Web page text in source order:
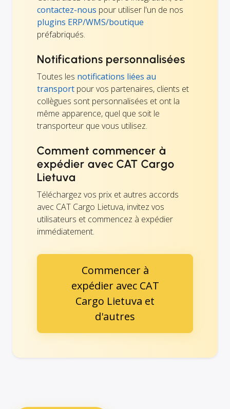
contactez-nous pour utiliser l'un de nos
plugins ERP/WMS/boutique
préfabriqués.
Notifications personnalisées
Toutes les notifications liées au
transport pour vos partenaires, clients et
collègues sont personnalisées et ont la
même apparence, quel que soit le
transporteur que vous utilisez.
Comment commencer à
expédier avec CAT Cargo
Lietuva
Téléchargez vos prix et autres accords
avec CAT Cargo Lietuva, invitez vos
utilisateurs et commencez à expédier
immédiatement.
Commencer à
expédier avec CAT
Cargo Lietuva et
d'autres